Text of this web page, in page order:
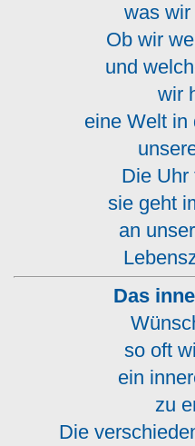
was wir
Ob wir
und
wir
eine Welt in
Die Uhr
sie geht
an
Das
so oft
ein
zu
Die